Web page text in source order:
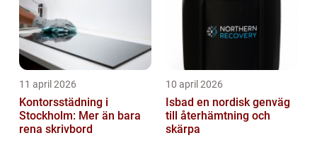
11 april 2026
Kontorsstädning i
Stockholm: Mer än bara
rena skrivbord
10 april 2026
Isbad en nordisk genväg
till återhämtning och
skärpa